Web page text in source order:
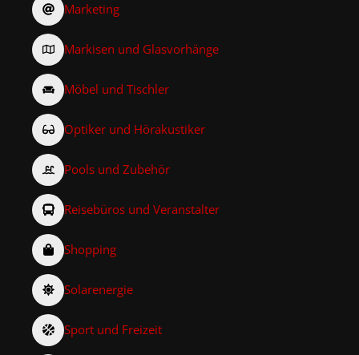
Marketing
Markisen und Glasvorhänge
Möbel und Tischler
Optiker und Hörakustiker
Pools und Zubehör
Reisebüros und Veranstalter
Shopping
Solarenergie
Sport und Freizeit